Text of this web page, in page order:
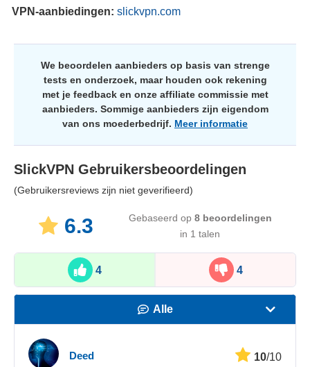
VPN-aanbiedingen: slickvpn.com
We beoordelen aanbieders op basis van strenge
tests en onderzoek, maar houden ook rekening
met je feedback en onze affiliate commissie met
aanbieders. Sommige aanbieders zijn eigendom
van ons moederbedrijf. Meer informatie
SlickVPN Gebruikersbeoordelingen
(Gebruikersreviews zijn niet geverifieerd)
6.3 Gebaseerd op 8beoordelingen
in 1 talen
4 4
Alle
Deed 10/10